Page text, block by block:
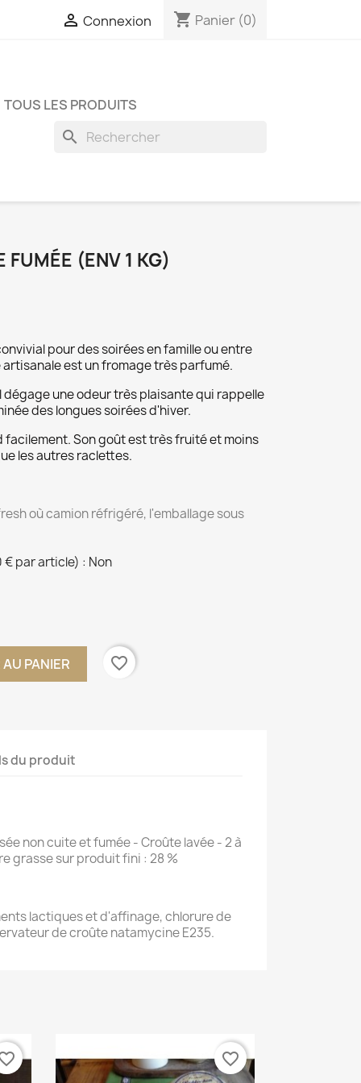
 Connexion shopping_cart Panier (0)
TOUS LES PRODUITS
search
FUMÉE (ENV 1 KG)
pour des soirées en famille ou entre
est un fromage très parfumé.
dégage une odeur très plaisante qui rappelle
des longues soirées d'hiver.
facilement. Son goût est très fruité et moins
les autres raclettes.
où camion réfrigéré, l'emballage sous
€ par article) : Non
PANIER favorite_border
du produit
non cuite et fumée - Croûte lavée - 2 à
grasse sur produit fini : 28 %
lactiques et d'affinage, chlorure de
de croûte natamycine E235.
favorite_border